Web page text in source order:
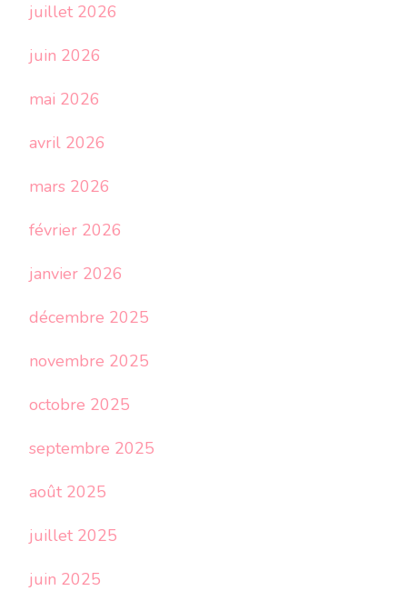
juillet 2026
juin 2026
mai 2026
avril 2026
mars 2026
février 2026
janvier 2026
décembre 2025
novembre 2025
octobre 2025
septembre 2025
août 2025
juillet 2025
juin 2025